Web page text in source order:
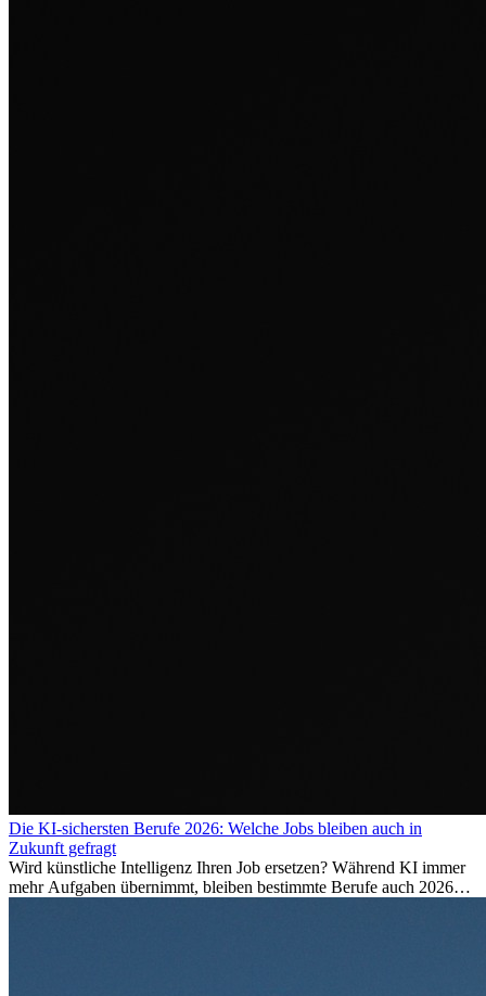
Die KI-sichersten Berufe 2026: Welche Jobs bleiben auch in
Zukunft gefragt
Wird künstliche Intelligenz Ihren Job ersetzen? Während KI immer
mehr Aufgaben übernimmt, bleiben bestimmte Berufe auch 2026